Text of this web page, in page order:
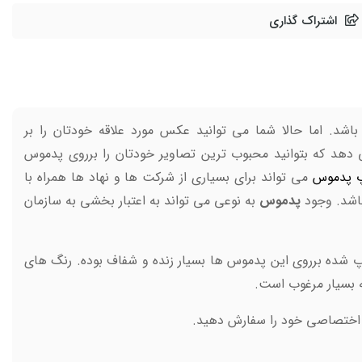
اشتراک گذاری
اما حالا شما می توانید عکس مورد علاقه خودتان را بر
که بتوانید محبوب ترین تصاویر خودتان را برروی پدموس
پدموس می تواند برای بسیاری از شرکت ها و نهاد ها همراه با
وجود پدموس به نوعی می تواند به اعتبار بخشی به سازمان
برروی این پدموس ها بسیار زنده و شفاف بوده. رنگ های
بسیار مرغوب است.
اختصاصی خود را سفارش دهید.